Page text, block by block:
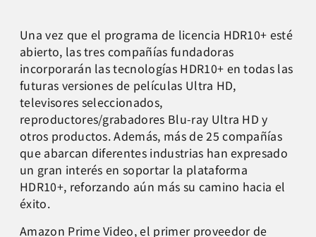
Una vez que el programa de licencia HDR10+ esté
abierto, las tres compañías fundadoras
incorporarán las tecnologías HDR10+ en todas las
futuras versiones de películas Ultra HD,
televisores seleccionados,
reproductores/grabadores Blu-ray Ultra HD y
otros productos. Además, más de 25 compañías
que abarcan diferentes industrias han expresado
un gran interés en soportar la plataforma
HDR10+, reforzando aún más su camino hacia el
éxito.
Amazon Prime Video, el primer proveedor de